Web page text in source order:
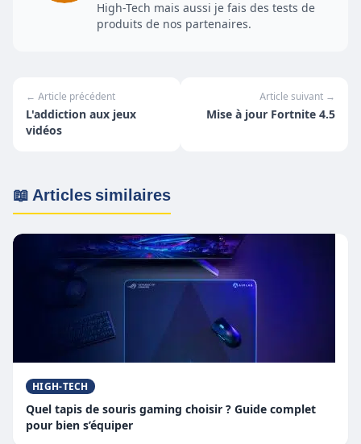
High-Tech mais aussi je fais des tests de
produits de nos partenaires.
← Article précédent
L'addiction aux jeux
vidéos
Article suivant →
Mise à jour Fortnite 4.5
📖 Articles similaires
HIGH-TECH
Quel tapis de souris gaming choisir ? Guide complet
pour bien s’équiper